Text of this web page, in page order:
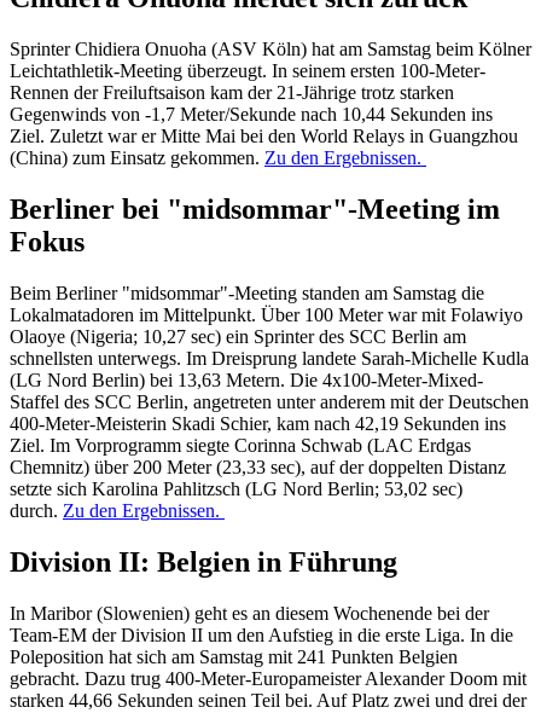
Sprinter Chidiera Onuoha (ASV Köln) hat am Samstag beim Kölner
Leichtathletik-Meeting überzeugt. In seinem ersten 100-Meter-
Rennen der Freiluftsaison kam der 21-Jährige trotz starken
Gegenwinds von -1,7 Meter/Sekunde nach 10,44 Sekunden ins
Ziel. Zuletzt war er Mitte Mai bei den World Relays in Guangzhou
(China) zum Einsatz gekommen. Zu den Ergebnissen.
Berliner bei "midsommar"-Meeting im
Fokus
Beim Berliner "midsommar"-Meeting standen am Samstag die
Lokalmatadoren im Mittelpunkt. Über 100 Meter war mit Folawiyo
Olaoye (Nigeria; 10,27 sec) ein Sprinter des SCC Berlin am
schnellsten unterwegs. Im Dreisprung landete Sarah-Michelle Kudla
(LG Nord Berlin) bei 13,63 Metern. Die 4x100-Meter-Mixed-
Staffel des SCC Berlin, angetreten unter anderem mit der Deutschen
400-Meter-Meisterin Skadi Schier, kam nach 42,19 Sekunden ins
Ziel. Im Vorprogramm siegte Corinna Schwab (LAC Erdgas
Chemnitz) über 200 Meter (23,33 sec), auf der doppelten Distanz
setzte sich Karolina Pahlitzsch (LG Nord Berlin; 53,02 sec)
durch. Zu den Ergebnissen.
Division II: Belgien in Führung
In Maribor (Slowenien) geht es an diesem Wochenende bei der
Team-EM der Division II um den Aufstieg in die erste Liga. In die
Poleposition hat sich am Samstag mit 241 Punkten Belgien
gebracht. Dazu trug 400-Meter-Europameister Alexander Doom mit
starken 44,66 Sekunden seinen Teil bei. Auf Platz zwei und drei der